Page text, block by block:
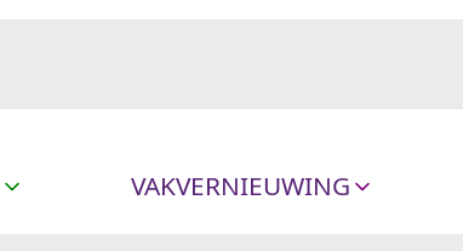
VAKVERNIEUWING